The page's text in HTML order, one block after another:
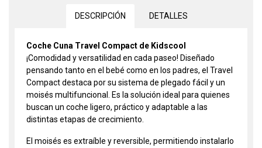
DESCRIPCIÓN DETALLES
Coche Cuna Travel Compact de Kidscool
¡Comodidad y versatilidad en cada paseo! Diseñado
pensando tanto en el bebé como en los padres, el Travel
Compact destaca por su sistema de plegado fácil y un
moisés multifuncional. Es la solución ideal para quienes
buscan un coche ligero, práctico y adaptable a las
distintas etapas de crecimiento.
El moisés es extraíble y reversible, permitiendo instalarlo